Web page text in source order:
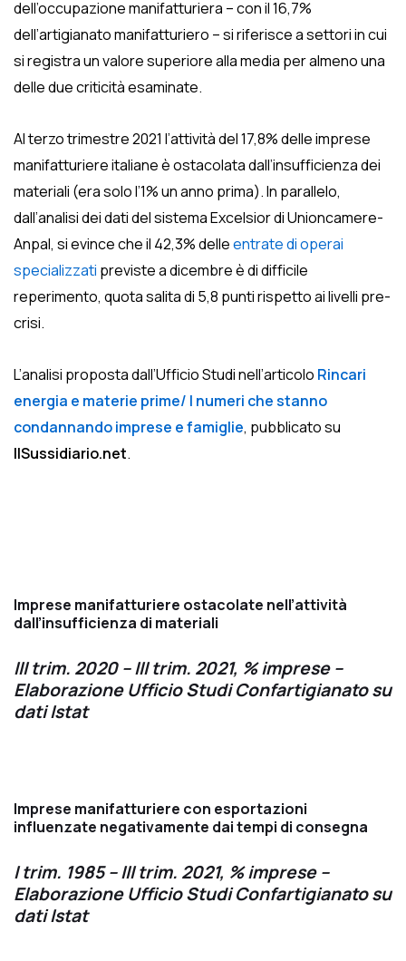
dell’occupazione manifatturiera – con il 16,7%
dell’artigianato manifatturiero – si riferisce a settori in cui
si registra un valore superiore alla media per almeno una
delle due criticità esaminate.
Al terzo trimestre 2021 l’attività del 17,8% delle imprese
manifatturiere italiane è ostacolata dall’insufficienza dei
materiali (era solo l’1% un anno prima). In parallelo,
dall’analisi dei dati del sistema Excelsior di Unioncamere-
Anpal, si evince che il 42,3% delleentrate di operai
specializzati previste a dicembre è di difficile
reperimento, quota salita di 5,8 punti rispetto ai livelli pre-
crisi.
L’analisi proposta dall’Ufficio Studi nell’articolo Rincari
energia e materie prime/ I numeri che stanno
condannando imprese e famiglie, pubblicato su
IlSussidiario.net.
Imprese manifatturiere ostacolate nell’attività
dall’insufficienza di materiali
III trim. 2020 – III trim. 2021, % imprese –
Elaborazione Ufficio Studi Confartigianato su
dati Istat
Imprese manifatturiere con esportazioni
influenzate negativamente dai tempi di consegna
I trim. 1985 – III trim. 2021, % imprese –
Elaborazione Ufficio Studi Confartigianato su
dati Istat